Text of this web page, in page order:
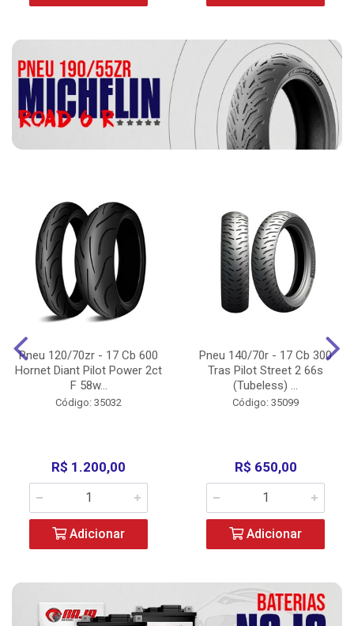
Pneu 120/70zr - 17 Cb 600
Hornet Diant Pilot Power 2ct
F 58w...
Código: 35032
R$ 1.200,00
Adicionar
Pneu 140/70r - 17 Cb 300
Tras Pilot Street 2 66s
(Tubeless) ...
Código: 35099
R$ 650,00
Adicionar